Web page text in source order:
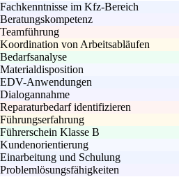
Fachkenntnisse im Kfz-Bereich
Beratungskompetenz
Teamführung
Koordination von Arbeitsabläufen
Bedarfsanalyse
Materialdisposition
EDV-Anwendungen
Dialogannahme
Reparaturbedarf identifizieren
Führungserfahrung
Führerschein Klasse B
Kundenorientierung
Einarbeitung und Schulung
Problemlösungsfähigkeiten